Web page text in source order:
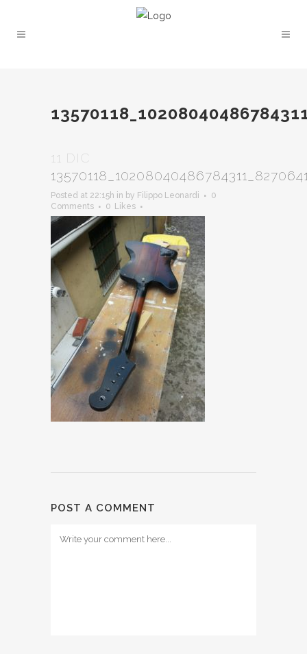
11 DIC
Posted at 22:15h in by Filippo Leonardi
0
Comments
0 Likes
POST A COMMENT